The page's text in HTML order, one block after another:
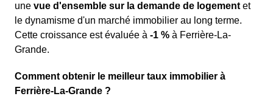
une vue d'ensemble sur la demande de logement et
le dynamisme d'un marché immobilier au long terme.
Cette croissance est évaluée à -1 % à Ferrière-La-
Grande.
Comment obtenir le meilleur taux immobilier à
Ferrière-La-Grande ?